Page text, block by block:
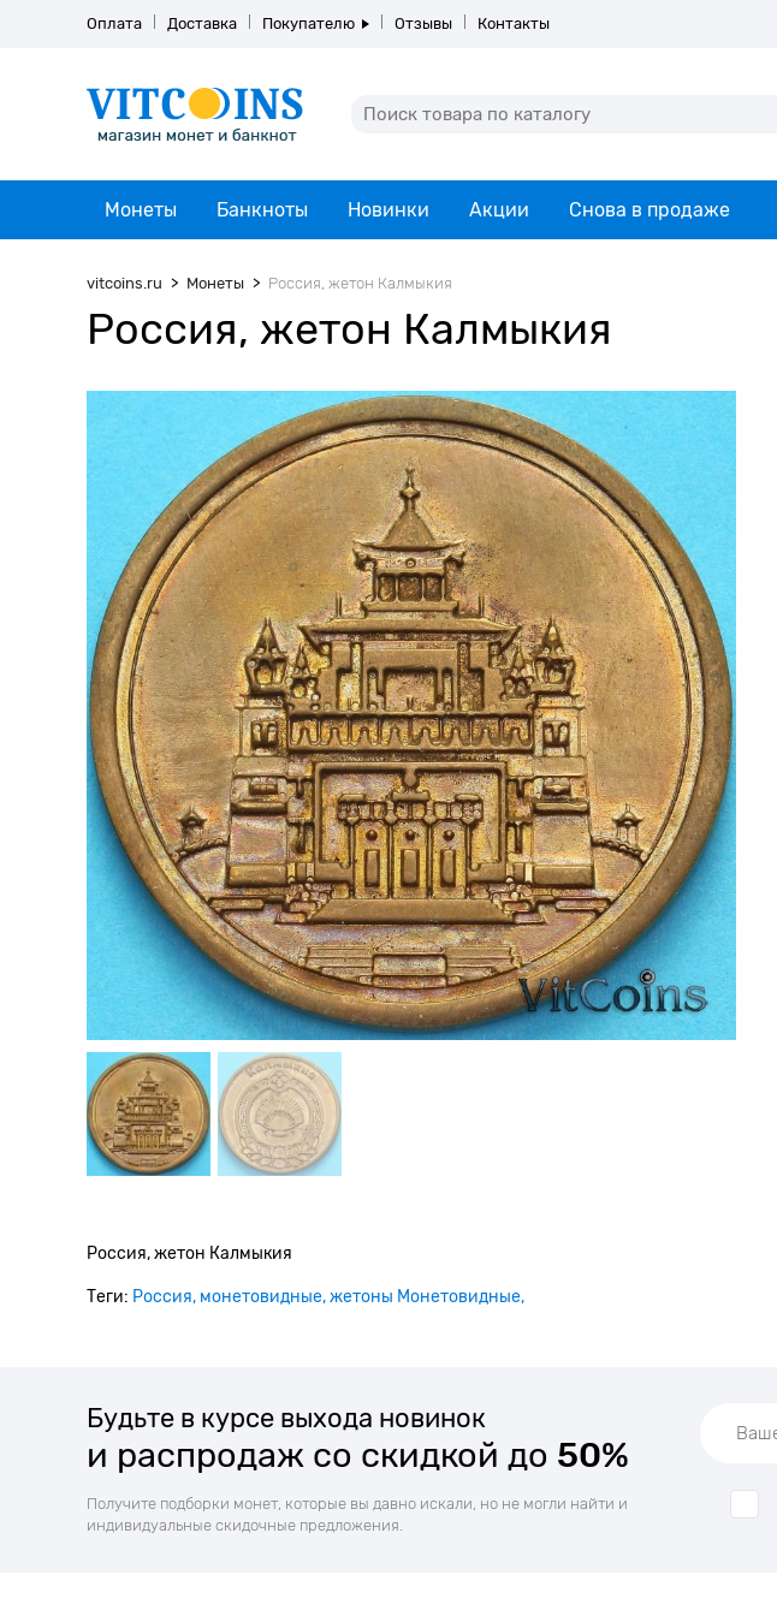
Оплата Доставка Покупателю Отзывы Контакты
Монеты Банкноты Новинки Акции Снова в продаже
vitcoins.ru Монеты Россия, жетон Калмыкия
Россия, жетон Калмыкия
Россия, жетон Калмыкия
Теги: Россия монетовидные жетоны Монетовидные
Будьте в курсе выхода новинок
и распродаж со скидкой до 50%
Получите подборки монет, которые вы давно искали, но не могли найти и
индивидуальные скидочные предложения.